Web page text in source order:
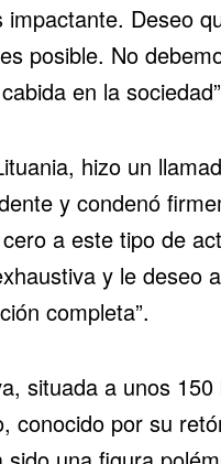
Deseo
posible. No
en la
hizo un
y condenó
a este tipo de
y le deseo
completa”.
situada a unos 150
conocido por su